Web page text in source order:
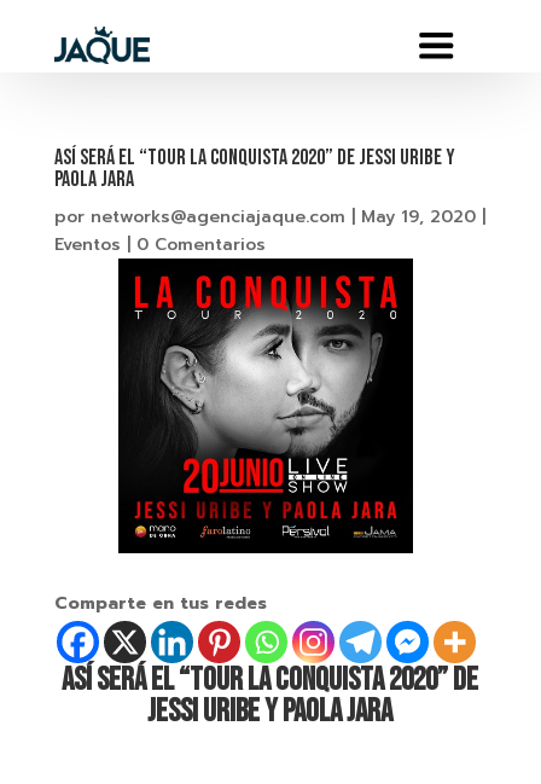
ASÍ SERÁ EL “TOUR LA CONQUISTA 2020” DE JESSI URIBE Y
PAOLA JARA
por networks@agenciajaque.com May 19, 2020|
Eventos
0 Comentarios
Comparte en tus redes
ASÍ SERÁ EL “TOUR LA CONQUISTA 2020” DE
JESSI URIBE Y PAOLA JARA